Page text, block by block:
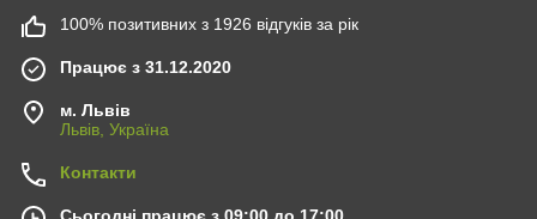
100% позитивних з 1926 відгуків за рік
Працює з 31.12.2020
м. Львів
Львів, Україна
Контакти